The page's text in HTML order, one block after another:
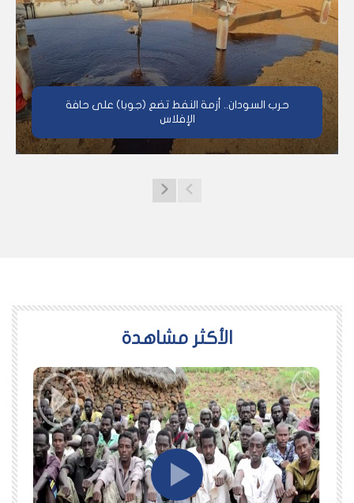
حرب السودان.. أزمة النفط تضع (جوبا) على حافة
الإفلاس
اﻷكثر مشاهدة